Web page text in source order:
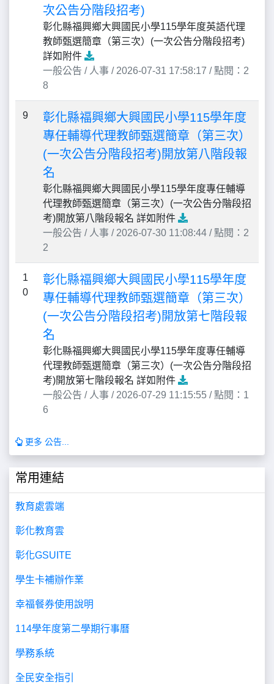
次公告分階段招考)
彰化縣福興鄉大興國民小學115學年度英語代理
教師甄選簡章（第三次）(一次公告分階段招考)
詳如附件
一般公告 / 人事 / 2026-07-31 17:58:17 / 點閱：2
8
9
彰化縣福興鄉大興國民小學115學年度
專任輔導代理教師甄選簡章（第三次）
(一次公告分階段招考)開放第八階段報
名
彰化縣福興鄉大興國民小學115學年度專任輔導
代理教師甄選簡章（第三次）(一次公告分階段招
考)開放第八階段報名 詳如附件
一般公告 / 人事 / 2026-07-30 11:08:44 / 點閱：2
2
1
0
彰化縣福興鄉大興國民小學115學年度
專任輔導代理教師甄選簡章（第三次）
(一次公告分階段招考)開放第七階段報
名
彰化縣福興鄉大興國民小學115學年度專任輔導
代理教師甄選簡章（第三次）(一次公告分階段招
考)開放第七階段報名 詳如附件
一般公告 / 人事 / 2026-07-29 11:15:55 / 點閱：1
6
更多 公告...
常用連結
教育處雲端
彰化教育雲
彰化GSUITE
學生卡補辦作業
幸福餐券使用說明
114學年度第二學期行事曆
學務系統
全民安全指引